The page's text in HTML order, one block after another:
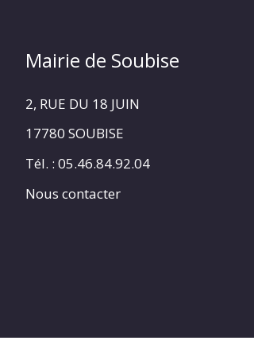
Mairie de Soubise
2, RUE DU 18 JUIN
17780 SOUBISE
Tél. : 05.46.84.92.04
Nous contacter